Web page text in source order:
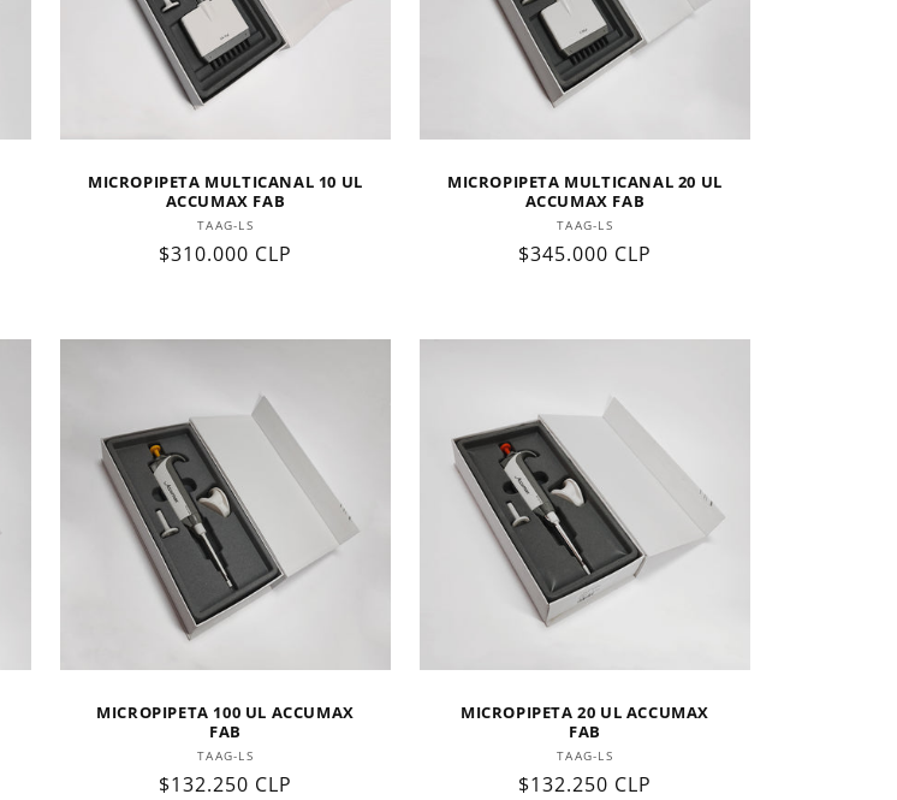
MICROPIPETA MULTICANAL 10 UL
ACCUMAX FAB
Proveedor:
TAAG-LS
Precio
$310.000 CLP
MICROPIPETA MULTICANAL 20 UL
ACCUMAX FAB
Proveedor:
TAAG-LS
Precio
$345.000 CLP
MICROPIPETA 100 UL ACCUMAX
FAB
Proveedor:
TAAG-LS
Precio
$132.250 CLP
MICROPIPETA 20 UL ACCUMAX
FAB
Proveedor:
TAAG-LS
Precio
$132.250 CLP